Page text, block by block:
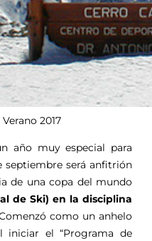
2017
año muy especial para
septiembre será anfitrión
de una copa del mundo
de Ski) en la disciplina
como un anhelo
iniciar el “Programa de